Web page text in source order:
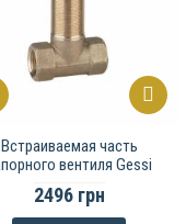
Встраиваемая часть
вентиля Gessi
2496 грн